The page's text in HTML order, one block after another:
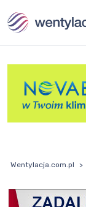
Wentylacja.com.pl